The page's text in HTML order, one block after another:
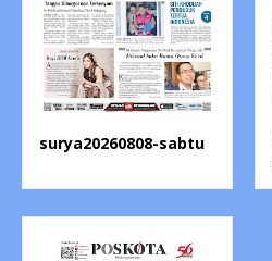
surya20260808-sabtu